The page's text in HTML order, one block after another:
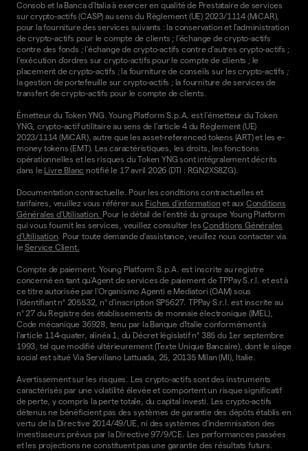
Consob et la Banca d'Italia à exercer en qualité de Prestataire de services
sur crypto-actifs (CASP) au sens du Règlement (UE) 2023/1114 (MiCAR),
pour la fourniture des services suivants : la conservation et l'administration
de crypto-actifs pour le compte de clients ; l'échange de crypto-actifs
contre des fonds ; l'échange de crypto-actifs contre d'autres crypto-actifs ;
l'exécution d'ordres sur crypto-actifs pour le compte de clients ; le
placement de crypto-actifs ; la fourniture de conseils sur les crypto-actifs ;
la gestion de portefeuille sur crypto-actifs ; la fourniture de services de
transfert de crypto-actifs pour le compte de clients.
Émetteur du Token YNG. Young Platform S.p.A. est l'émetteur du Token
YNG, crypto-actif utilitaire au sens de l'article 4 du Règlement (UE)
2023/1114 (MiCAR), autre que les asset-referenced tokens (ART) et les e-
money tokens (EMT). Les caractéristiques, les droits, les fonctions
opérationnelles et les risques du Token YNG sont intégralement décrits
dans le Livre Blanc notifié le 17 avril 2026 (DTI : RGN2XS8ZG).
Documentation contractuelle. Pour les conditions contractuelles et
tarifaires, veuillez vous référer aux Fiches d'information et aux Conditions
Générales d'Utilisation. Pour le détail de l'entité du groupe Young Platform
qui vous fournit les services, veuillez consulter lesConditions Générales
d'Utilisation. Pour toute demande d'assistance, veuillez nous contacter via
leService Client.
Compte de paiement. Young Platform S.p.A. est inscrite au registre
concerné en tant qu'Agent de services de paiement de TPPay S.r.l. et est à
ce titre autorisée par l'Organismo Agenti e Mediatori (OAM) sous
l'identifiant n° 205532, n° d'inscription SP5627. TPPay S.r.l. est inscrite au
n° 27 du Registre des établissements de monnaie électronique (IMEL),
Code mécanique 36928, tenu par la Banque d'Italie conformément à
l'article 114-quater, alinéa 1, du Décret législatif n° 385 du 1er septembre
1993, tel que modifié ultérieurement (Texte Unique Bancaire), dont le siège
social est situé Via Serviliano Lattuada, 25, 20135 Milan (MI), Italie.
Avertissement sur les risques. Les crypto-actifs sont des instruments
caractérisés par une volatilité élevée et comportent un risque significatif
de perte, y compris la perte totale, du capital investi. Les crypto-actifs
détenus ne bénéficient pas des systèmes de garantie des dépôts établis en
vertu de la Directive 2014/49/UE, ni des systèmes d'indemnisation des
investisseurs prévus par la Directive 97/9/CE. Les performances passées
et les projections ne constituent pas une garantie des résultats futurs.